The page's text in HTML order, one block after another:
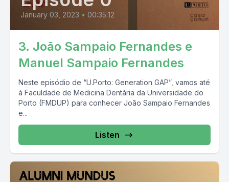
January 03, 2023 • 00:35:12
3. João Sampaio Fernandes e
Manuel Sampaio Fernandes
Neste episódio de “U.Porto: Generation GAP”, vamos até
à Faculdade de Medicina Dentária da Universidade do
Porto (FMDUP) para conhecer João Sampaio Fernandes
e...
Listen